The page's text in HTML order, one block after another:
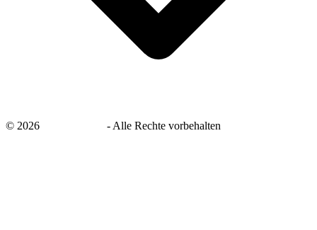
© 2026 - Alle Rechte vorbehalten